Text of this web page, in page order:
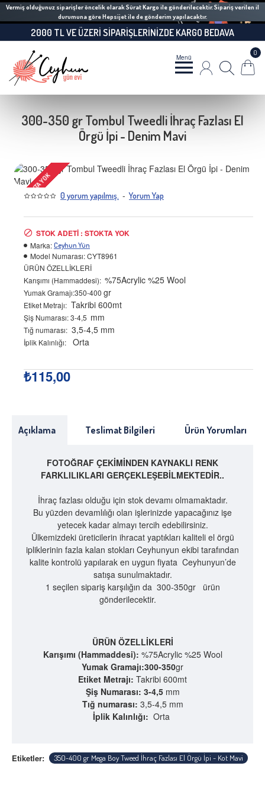
Vermiş olduğunuz siparişler öncelik olarak Sürat Kargo ile gönderilecektir. Sipariş verilen il
durumuna göre Hepsijet ile de gönderim yapılacaktır.
2000 TL VE ÜZERI SIPARIŞLERINIZDE KARGO BEDAVA
0
300-350 gr Tombul Tweedli İhraç Fazlası El
Örgü İpi - Denim Mavi
STOKTA YOK 0 yorum yapılmış. - Yorum Yap
₺115,00
STOK ADETI : STOKTA YOK
Marka: Ceyhun Yün
Model Numarası:CYT8961
ÜRÜN ÖZELLİKLERİ
Karışımı (Hammaddesi): %75Acrylic %25 Wool
Yumak Gramajı:350-400 gr
Etiket Metrajı: Takribi 600mt
Şiş Numarası: 3-4,5 mm
Tığ numarası: 3,5-4,5 mm
İplik Kalınlığı: Orta
Açıklama Teslimat Bilgileri Ürün Yorumları
FOTOĞRAF ÇEKİMİNDEN KAYNAKLI RENK
FARKLILIKLARI GERÇEKLEŞEBİLMEKTEDİR..
İhraç fazlası olduğu için stok devamı olmamaktadır.
Bu yüzden devamlılığı olan işlerinizde yapacağınız işe
yetecek kadar almayı tercih edebilirsiniz.
Ülkemizdeki üreticilerin ihracat yaptıkları kaliteli el örgü
ipliklerinin fazla kalan stokları Ceyhunyun ekibi tarafından
kalite kontrolü yapılarak en uygun fiyata Ceyhunyun’de
satışa sunulmaktadır.
1 seçilen sipariş karşılığın da 300-350gr ürün
gönderilecektir.
ÜRÜN ÖZELLİKLERİ
Karışımı (Hammaddesi): %75Acrylic %25 Wool
Yumak Gramajı:300-350gr
Etiket Metrajı: Takribi 600mt
Şiş Numarası: 3-4,5 mm
Tığ numarası: 3,5-4,5 mm
İplik Kalınlığı: Orta
Etiketler: 350-400 gr Mega Boy Tweed İhraç Fazlası El Örgü İpi - Kot Mavi